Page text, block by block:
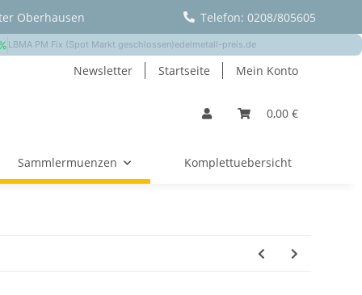
Oberhausen Telefon: 0208/805605
Newsletter Startseite Mein Konto
0,00 €
Sammlermuenzen Komplettuebersicht